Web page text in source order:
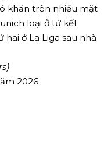
khăn trên nhiều mặt
loại ở tứ kết
ở La Liga sau nhà
2026